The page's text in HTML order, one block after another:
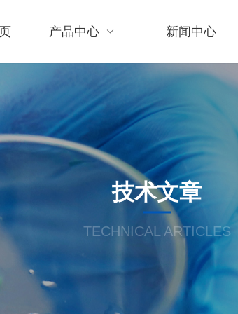
产品中心 新闻中心
技术文章
TECHNICAL ARTICLES